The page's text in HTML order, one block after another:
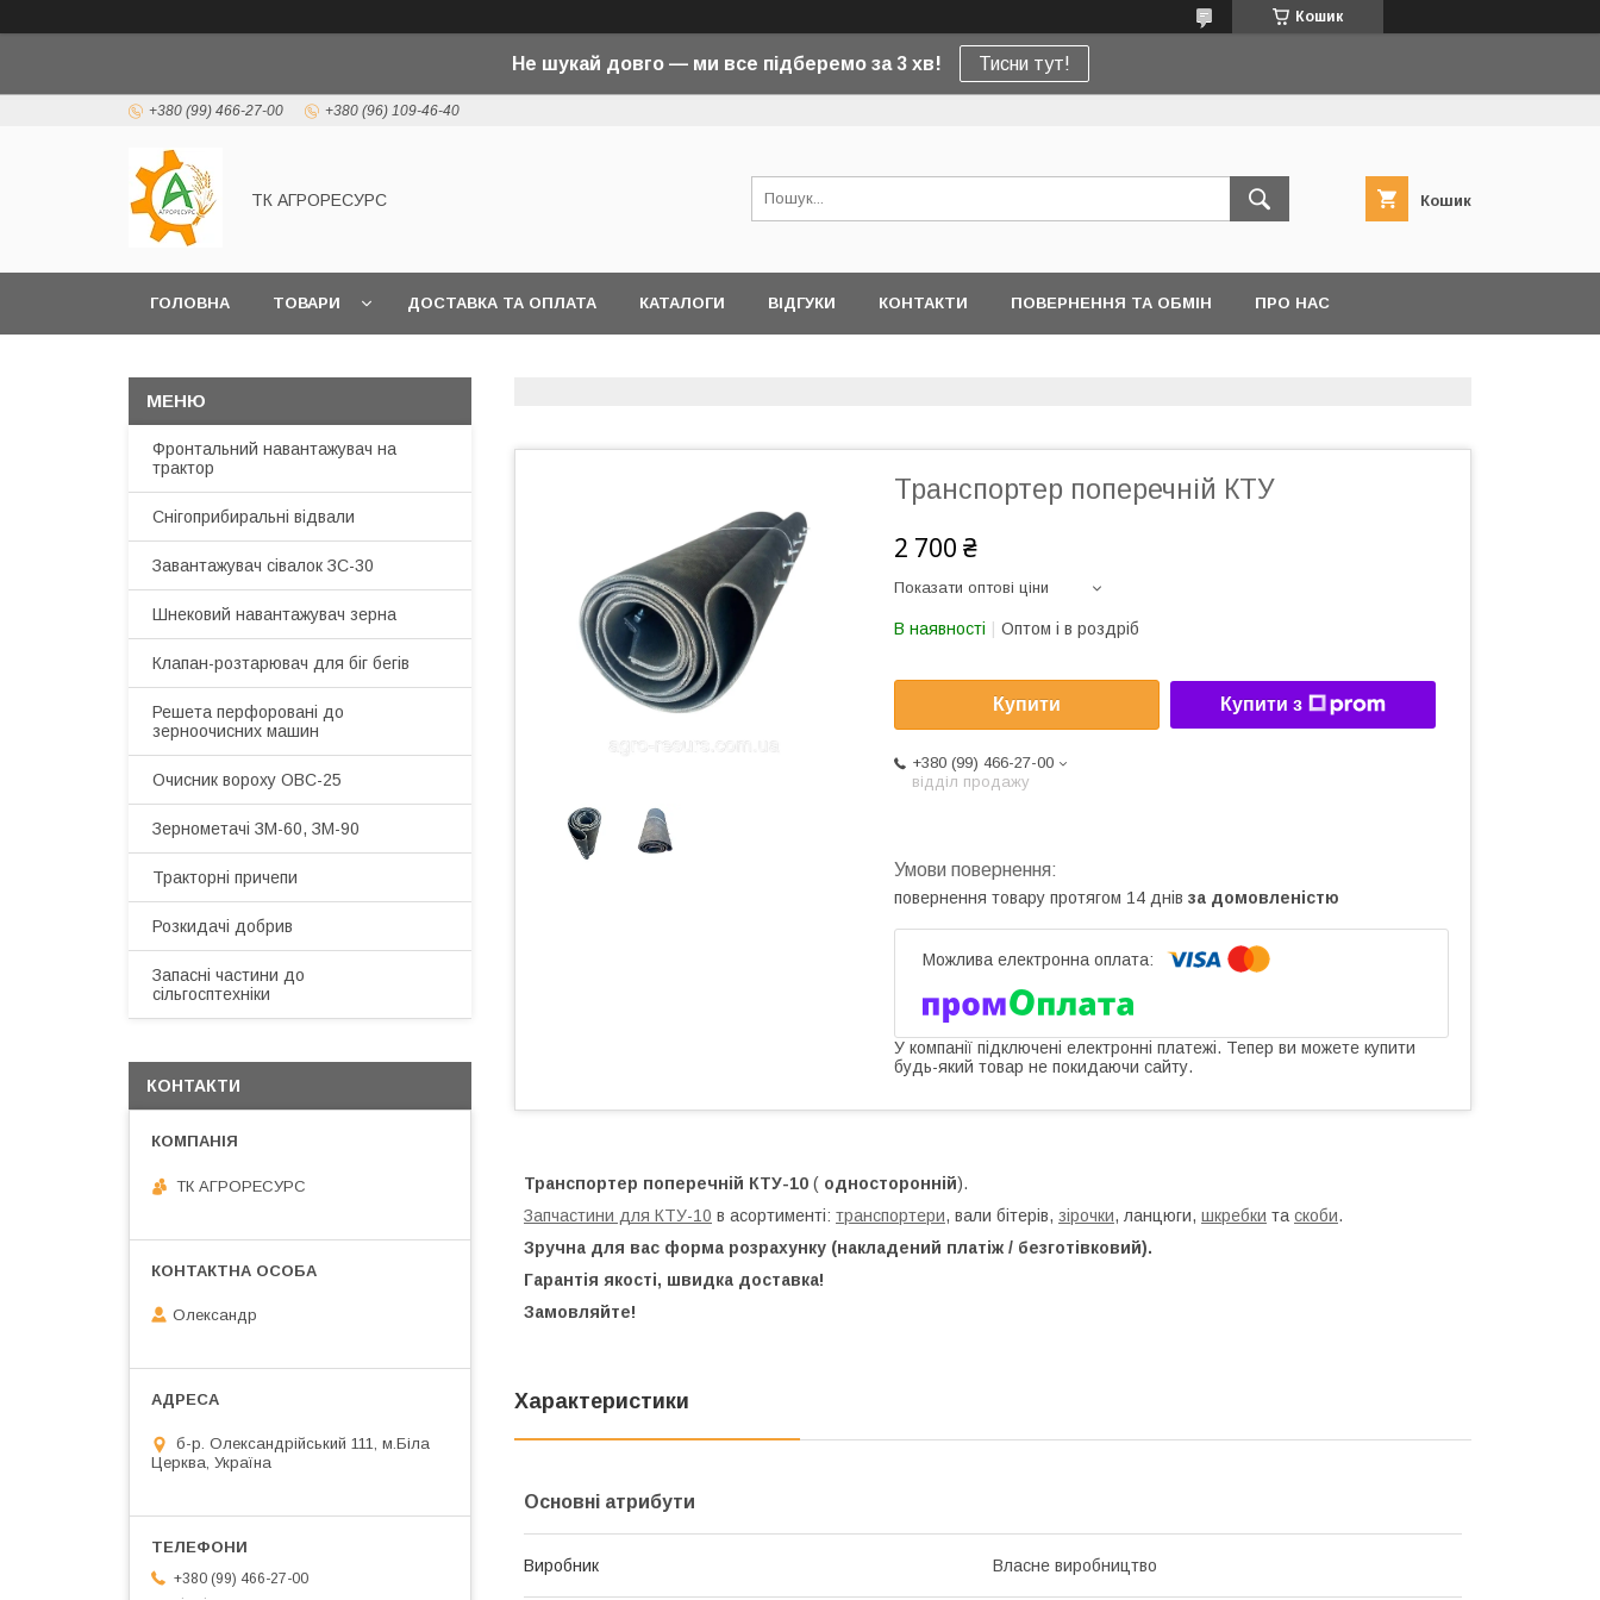
Кошик
Не шукай довго — ми все підберемо за 3 хв! Тисни тут!
+380 (99) 466-27-00 +380 (96) 109-46-40
ТК АГРОРЕСУРС Кошик
ГОЛОВНА ТОВАРИ ДОСТАВКА ТА ОПЛАТА КАТАЛОГИ ВІДГУКИ КОНТАКТИ ПОВЕРНЕННЯ ТА ОБМІН ПРО НАС
Транспортер поперечній КТУ
2 700 ₴
Показати оптові ціни
В наявності Оптом і в роздріб
Купити Купити з
+380 (99) 466-27-00
відділ продажу
повернення товару протягом 14 днів за домовленістю
У компанії підключені електронні платежі. Тепер ви можете купити
будь-який товар не покидаючи сайту.
Транспортер поперечній КТУ-10 ( односторонній).
Запчастини для КТУ-10 в асортименті: транспортери, вали бітерів, зірочки, ланцюги, шкребки та скоби.
Зручна для вас форма розрахунку (накладений платіж / безготівковий).
Гарантія якості, швидка доставка!
Замовляйте!
Характеристики
Основні атрибути
Виробник Власне виробництво
Фронтальний навантажувач на
трактор
Снігоприбиральні відвали
Завантажувач сівалок ЗС-30
Шнековий навантажувач зерна
Клапан-розтарювач для біг бегів
Решета перфоровані до
зерноочисних машин
Очисник вороху ОВС-25
Зернометачі ЗМ-60, ЗМ-90
Тракторні причепи
Розкидачі добрив
Запасні частини до
сільгосптехніки
КОНТАКТИ
ТК АГРОРЕСУРС
Олександр
б-р. Олександрійський 111, м.Біла
Церква, Україна
+380 (99) 466-27-00